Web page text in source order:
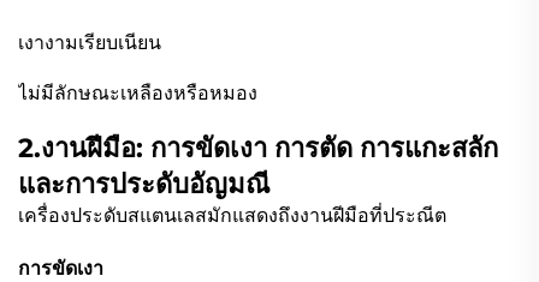
เงางามเรียบเนียน
ไม่มีลักษณะเหลืองหรือหมอง
2.งานฝีมือ: การขัดเงา การตัด การแกะสลัก
และการประดับอัญมณี
เครื่องประดับสแตนเลสมักแสดงถึงงานฝีมือที่ประณีต
การขัดเงา